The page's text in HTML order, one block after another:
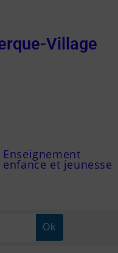
Village
Enseignement
enfance et jeunesse